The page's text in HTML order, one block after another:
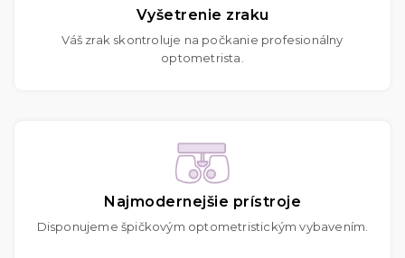
Vyšetrenie zraku
Váš zrak skontroluje na počkanie profesionálny
optometrista.
Najmodernejšie prístroje
Disponujeme špičkovým optometristickým vybavením.